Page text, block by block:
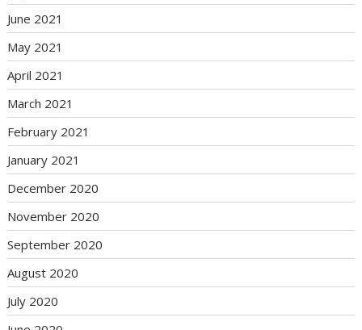
June 2021
May 2021
April 2021
March 2021
February 2021
January 2021
December 2020
November 2020
September 2020
August 2020
July 2020